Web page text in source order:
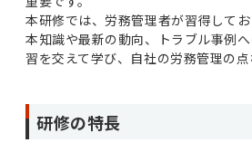
本研修では、労務管理者が習得して
本知識や最新の動向、トラブル事例
習を交えて学び、自社の労務管理の点
研修の特長